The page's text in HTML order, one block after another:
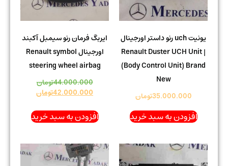
یونیت uch رنو داستر اورجینال
| Renault Duster UCH Unit
(Body Control Unit) Brand
35.000.000تومان
افزودن به سبد خرید
ایربگ فرمان رنو سیمبل آکبند
اورجینال Renault symbol
steering wheel airbag
44.000.000تومان
42.000.000تومان
افزودن به سبد خرید